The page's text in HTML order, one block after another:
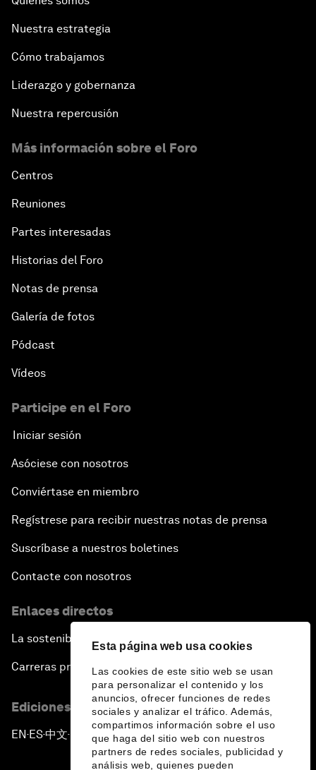
Esta página web usa cookies
Las cookies de este sitio web se usan
para personalizar el contenido y los
anuncios, ofrecer funciones de redes
sociales y analizar el tráfico. Además,
compartimos información sobre el uso
que haga del sitio web con nuestros
partners de redes sociales, publicidad y
análisis web, quienes pueden
Nuestra estrategia
Cómo trabajamos
Liderazgo y gobernanza
Nuestra repercusión
Más información sobre el Foro
Centros
Reuniones
Partes interesadas
Historias del Foro
Notas de prensa
Galería de fotos
Pódcast
Vídeos
Participe en el Foro
Iniciar sesión
Asóciese con nosotros
Conviértase en miembro
Regístrese para recibir nuestras notas de prensa
Suscríbase a nuestros boletines
Contacte con nosotros
Enlaces directos
La sostenibilidad en el Foro
Carreras profesionales
Ediciones en otros idiomas
EN ▪ ES▪中文▪ 日本語